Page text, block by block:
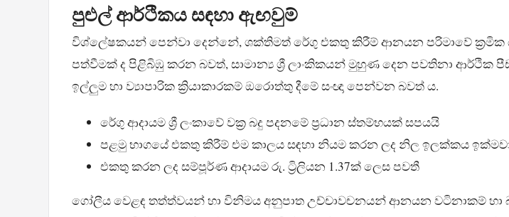
පුළුල් ආර්ථිකය සඳහා ඇඟවුම්
විශ්ලේෂකයන් පෙන්වා දෙන්නේ, ශක්තිමත් රේගු එකතු කිරීම් ආනයන පරිමාවේ ක්‍රමික
පත්වීමක් ද පිළිබිඹු කරන බවත්, සාමාන්‍ය ශ්‍රී ලාංකිකයන් මුහුණ දෙන පවතිනා ආර්ථික
ඉල්ලුම හා ව්‍යාපාරික ක්‍රියාකාරකම් ඔරොත්තු දීමේ සංඥා පෙන්වන බවත් ය.
රේගු ආදායම ශ්‍රී ලංකාවේ වක්‍ර බදු පදනමේ ප්‍රධාන ස්තම්භයක් සපයයි
පළමු භාගයේ එකතු කිරීම් එම කාලය සඳහා නියම කරන ලද නිල ඉලක්කය
එකතු කරන ලද සම්පූර්ණ ආදායම රු. ට්‍රිලියන 1.37ක් ලෙස පවතී
ගෝලීය වෙළඳ තත්ත්වයන් හා විනිමය අනුපාත උච්චාවචනයන් ආනයන වටිනාකම් හා